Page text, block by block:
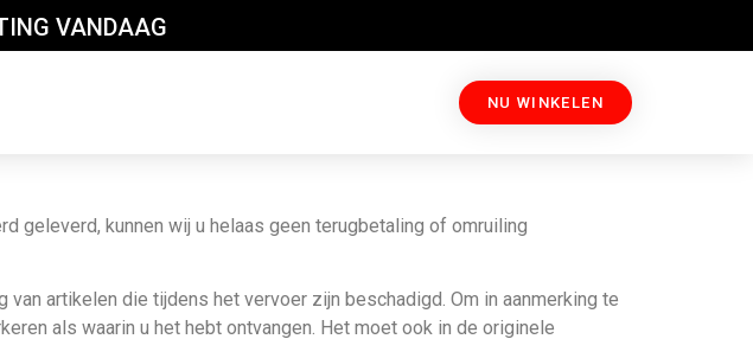
VANDAAG
NU WINKELEN
geleverd, kunnen wij u helaas geen terugbetaling of omruiling
artikelen die tijdens het vervoer zijn beschadigd. Om in aanmerking te
als waarin u het hebt ontvangen. Het moet ook in de originele